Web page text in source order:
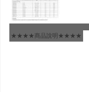
★★★★商品說明★★★★